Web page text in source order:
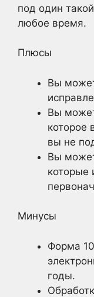
под один
любое время.
Плюсы
Вы
Вы
которое
вы не
Вы
которые
Минусы
Форма
годы.